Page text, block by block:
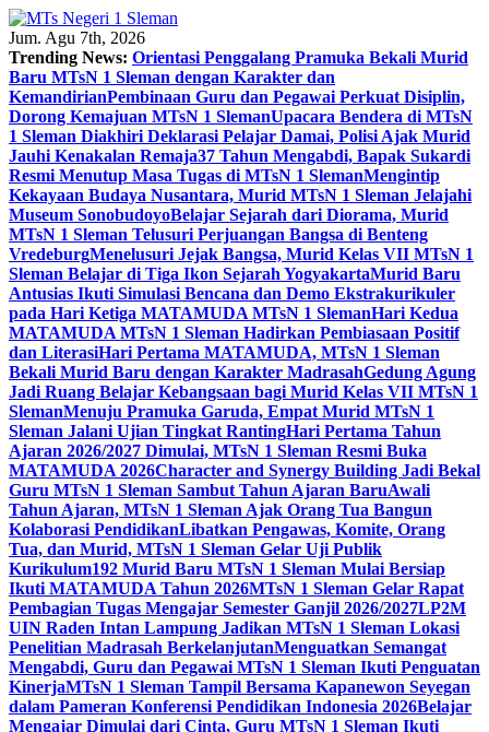
Skip
to
content
Jum. Agu 7th, 2026
Trending News: Orientasi Penggalang Pramuka Bekali Murid
Baru MTsN 1 Sleman dengan Karakter dan
KemandirianPembinaan Guru dan Pegawai Perkuat Disiplin,
Dorong Kemajuan MTsN 1 SlemanUpacara Bendera di MTsN
1 Sleman Diakhiri Deklarasi Pelajar Damai, Polisi Ajak Murid
Jauhi Kenakalan Remaja37 Tahun Mengabdi, Bapak Sukardi
Resmi Menutup Masa Tugas di MTsN 1 SlemanMengintip
Kekayaan Budaya Nusantara, Murid MTsN 1 Sleman Jelajahi
Museum SonobudoyoBelajar Sejarah dari Diorama, Murid
MTsN 1 Sleman Telusuri Perjuangan Bangsa di Benteng
VredeburgMenelusuri Jejak Bangsa, Murid Kelas VII MTsN 1
Sleman Belajar di Tiga Ikon Sejarah YogyakartaMurid Baru
Antusias Ikuti Simulasi Bencana dan Demo Ekstrakurikuler
pada Hari Ketiga MATAMUDA MTsN 1 SlemanHari Kedua
MATAMUDA MTsN 1 Sleman Hadirkan Pembiasaan Positif
dan LiterasiHari Pertama MATAMUDA, MTsN 1 Sleman
Bekali Murid Baru dengan Karakter MadrasahGedung Agung
Jadi Ruang Belajar Kebangsaan bagi Murid Kelas VII MTsN 1
SlemanMenuju Pramuka Garuda, Empat Murid MTsN 1
Sleman Jalani Ujian Tingkat RantingHari Pertama Tahun
Ajaran 2026/2027 Dimulai, MTsN 1 Sleman Resmi Buka
MATAMUDA 2026Character and Synergy Building Jadi Bekal
Guru MTsN 1 Sleman Sambut Tahun Ajaran BaruAwali
Tahun Ajaran, MTsN 1 Sleman Ajak Orang Tua Bangun
Kolaborasi PendidikanLibatkan Pengawas, Komite, Orang
Tua, dan Murid, MTsN 1 Sleman Gelar Uji Publik
Kurikulum192 Murid Baru MTsN 1 Sleman Mulai Bersiap
Ikuti MATAMUDA Tahun 2026MTsN 1 Sleman Gelar Rapat
Pembagian Tugas Mengajar Semester Ganjil 2026/2027LP2M
UIN Raden Intan Lampung Jadikan MTsN 1 Sleman Lokasi
Penelitian Madrasah BerkelanjutanMenguatkan Semangat
Mengabdi, Guru dan Pegawai MTsN 1 Sleman Ikuti Penguatan
KinerjaMTsN 1 Sleman Tampil Bersama Kapanewon Seyegan
dalam Pameran Konferensi Pendidikan Indonesia 2026Belajar
Mengajar Dimulai dari Cinta, Guru MTsN 1 Sleman Ikuti